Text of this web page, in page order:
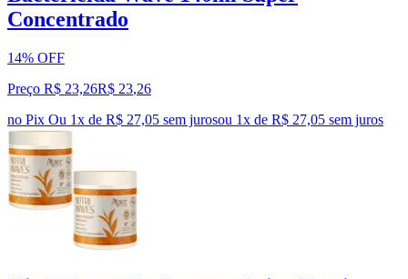
Concentrado
14% OFF
Preço R$ 23,26R$ 23,26
no Pix Ou 1x de R$ 27,05 sem jurosou 1x de R$ 27,05 sem juros